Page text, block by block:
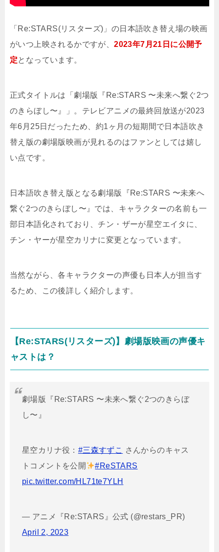
「Re:STARS(リスターズ)」の日本語吹き替え場の映画
がいつ上映されるかですが、2023年7月21日に公開予
定となっています。
正式タイトルは「劇場版『Re:STARS 〜未来へ繋ぐ2つ
のきらぼし〜』」。テレビアニメの最終回放送が2023
年6月25日だったため、約1ヶ月の短期間で日本語吹き
替え版の劇場版映画が見れるのはファンとしては嬉し
い点です。
日本語吹き替え版となる劇場版『Re:STARS 〜未来へ
繋ぐ2つのきらぼし〜』では、キャラクターの名前も一
部日本語化されており、チン・ザーが星空エイタに、
チン・ヤーが星空カリナに変更となっています。
当然ながら、各キャラクターの声優も日本人が担当す
るため、この後詳しく紹介します。
【Re:STARS(リスターズ)】劇場版映画の声優キ
ャストは？
劇場版『Re:STARS 〜未来へ繋ぐ2つのきらぼ
し〜』
星空カリナ役： #三森すずこ
さんからのキャス
トコメントを公開
#ReSTARS
pic.twitter.com/HL71te7YLH
— アニメ『Re:STARS』公式 (@restars_PR)
April 2, 2023